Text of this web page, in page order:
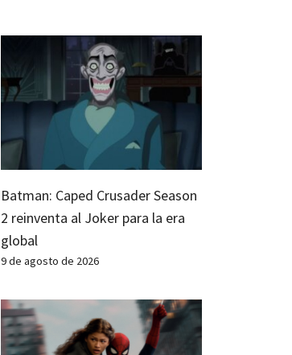
Batman: Caped Crusader Season
2 reinventa al Joker para la era
global
9 de agosto de 2026